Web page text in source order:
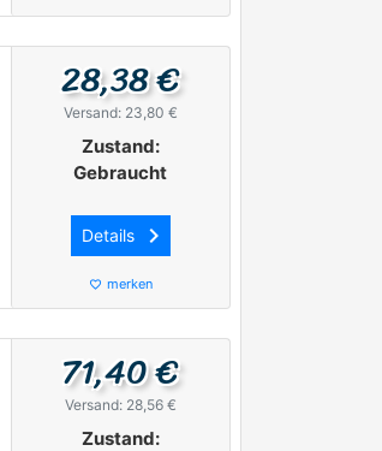
28,38 €
Versand: 23,80 €
Zustand:
Gebraucht
Details keyboard_arrow_right
favorite_border merken
71,40 €
Versand: 28,56 €
Zustand: